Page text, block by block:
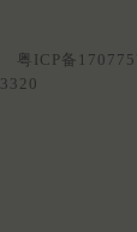
粤ICP备